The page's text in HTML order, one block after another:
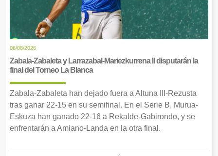
06/08/2026
Zabala-Zabaleta y Larrazabal-Mariezkurrena II disputarán la
final del Torneo La Blanca
Zabala-Zabaleta han dejado fuera a Altuna III-Rezusta
tras ganar 22-15 en su semifinal. En el Serie B, Murua-
Eskuza han ganado 22-16 a Rekalde-Gabirondo, y se
enfrentarán a Amiano-Landa en la otra final.